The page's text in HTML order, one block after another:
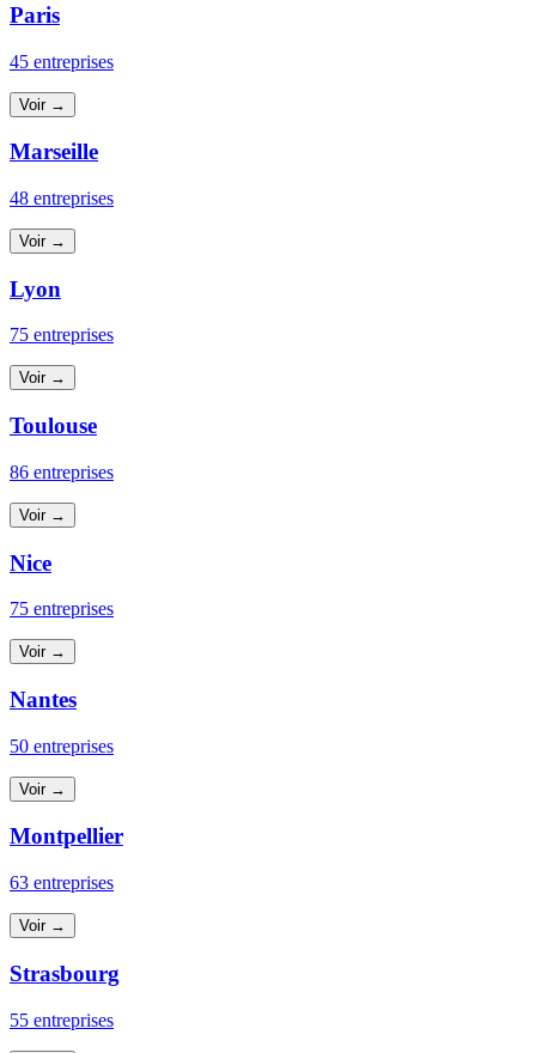
Paris
45 entreprises
Voir →
Marseille
48 entreprises
Voir →
Lyon
75 entreprises
Voir →
Toulouse
86 entreprises
Voir →
Nice
75 entreprises
Voir →
Nantes
50 entreprises
Voir →
Montpellier
63 entreprises
Voir →
Strasbourg
55 entreprises